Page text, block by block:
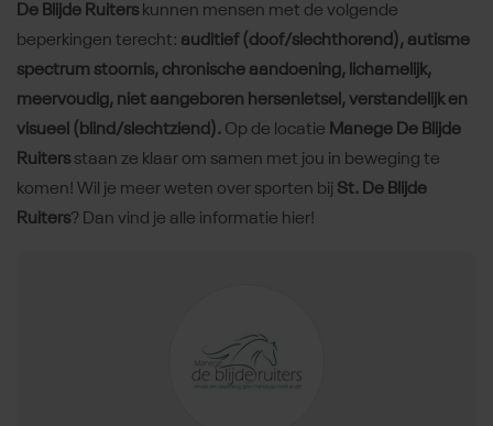
De Blijde Ruiters kunnen mensen met de volgende
beperkingen terecht: auditief (doof/slechthorend), autisme
spectrum stoornis, chronische aandoening, lichamelijk,
meervoudig, niet aangeboren hersenletsel, verstandelijk en
visueel (blind/slechtziend). Op de locatie Manege De Blijde
Ruiters staan ze klaar om samen met jou in beweging te
komen! Wil je meer weten over sporten bij St. De Blijde
Ruiters? Dan vind je alle informatie hier!